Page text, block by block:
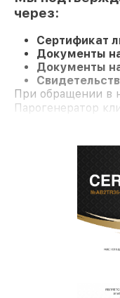
через:
Сертификат
Документы
Документы
При обращении в
Парогенератор